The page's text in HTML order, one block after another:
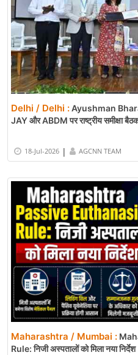
Delhi / Delhi :Ayushman
JAY और ABDM पर राष्ट्रीय समीक्षा
18-Jul-2026 | AGCNN TEAM
Maharashtra / Mumbai :
Rule: निजी अस्पतालों को मिला नया निर्देश